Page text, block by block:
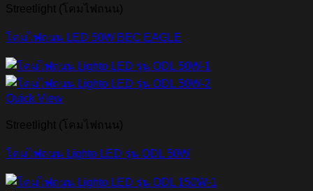
Streetlight (โคมไฟถนน)
โคมไฟถนน LED 50W BEC EAGLE
Quick View
Streetlight (โคมไฟถนน)
โคมไฟถนน Lighto LED รุ่น ODL 50W